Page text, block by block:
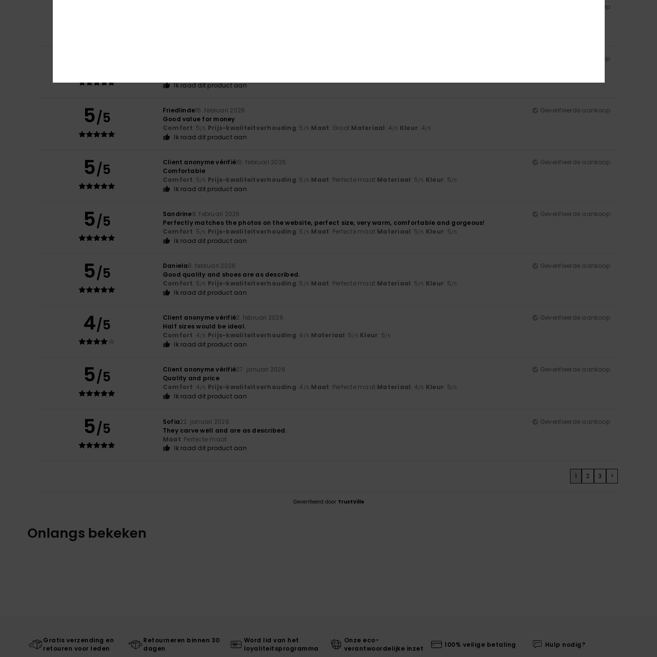
Geverifieerde aankoop
Geverifieerde aankoop
Ik raad dit product aan
5/5 Friedlinde16. februari 2026
Geverifieerde aankoop
Good value for money
Comfort: 5/5 Prijs-kwaliteitverhouding: 5 /5 Maat: Groot Materiaal: 4/5 Kleur: 4/5
Ik raad dit product aan
5/5 Client anonyme vérifié10. februari 2026
Geverifieerde aankoop
Comfortable
Comfort: 5/5 Prijs-kwaliteitverhouding: 5 /5 Maat: Perfecte maat Materiaal: 5/5 Kleur: 5/5
Ik raad dit product aan
5/5 Sandrine8. februari 2026
Geverifieerde aankoop
Perfectly matches the photos on the website, perfect size, very warm, comfortable and gorgeous!
Comfort: 5/5 Prijs-kwaliteitverhouding: 5 /5 Maat: Perfecte maat Materiaal: 5/5 Kleur: 5/5
Ik raad dit product aan
5/5 Daniela8. februari 2026
Geverifieerde aankoop
Good quality and shoes are as described.
Comfort: 5/5 Prijs-kwaliteitverhouding: 5 /5 Maat: Perfecte maat Materiaal: 5/5 Kleur: 5/5
Ik raad dit product aan
4/5 Client anonyme vérifié2. februari 2026
Geverifieerde aankoop
Half sizes would be ideal.
Comfort: 4/5 Prijs-kwaliteitverhouding: 4 /5 Materiaal: 5/5 Kleur: 5/5
Ik raad dit product aan
5/5 Client anonyme vérifié27. januari 2026
Geverifieerde aankoop
Quality and price
Comfort: 4/5 Prijs-kwaliteitverhouding: 4 /5 Maat: Perfecte maat Materiaal: 4/5 Kleur: 5/5
Ik raad dit product aan
5/5 Sofia22. januari 2026
Geverifieerde aankoop
They carve well and are as described.
Maat: Perfecte maat
Ik raad dit product aan
1 2 3 >
Geverifieerd door TrustVille
Onlangs bekeken
Gratis verzending en
retouren voor leden
Retourneren binnen 30
dagen
Word lid van het
loyaliteitsprogramma
Onze eco-
verantwoordelijke inzet
100% veilige betaling Hulp nodig?